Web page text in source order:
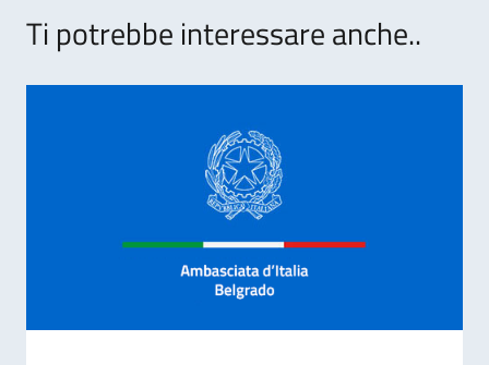
Ti potrebbe interessare anche..